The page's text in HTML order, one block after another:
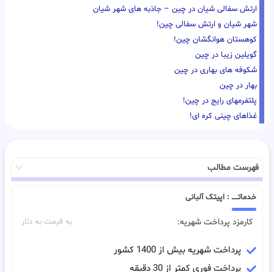
ارتش سفالی شیان در چین – جاذبه های شهر شیان
شهر شیان و ارتش سفالی چین!
کوهستان هوانگشان چین!
گویلین زیبا در چین
شکوفه های بهاری در چین
بهار در چین
پلتفرمهای رایج در چین!
غذاهای چینی کره ای!
فهرست مطالب
خدماتـــــ : اپیتک آلبانی
کارمزد پرداخت شهریه: به قیمت به دلار
پرداخت شهریه بیش از 1400 کشور
پرداخت فوری کمتر از 30 دقیقه